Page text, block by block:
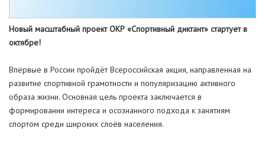
Новый масштабный проект ОКР «Спортивный диктант» стартует в
октябре!
Впервые в России пройдёт Всероссийская акция, направленная на
развитие спортивной грамотности и популяризацию активного
образа жизни. Основная цель проекта заключается в
формировании интереса и осознанного подхода к занятиям
спортом среди широких слоёв населения.